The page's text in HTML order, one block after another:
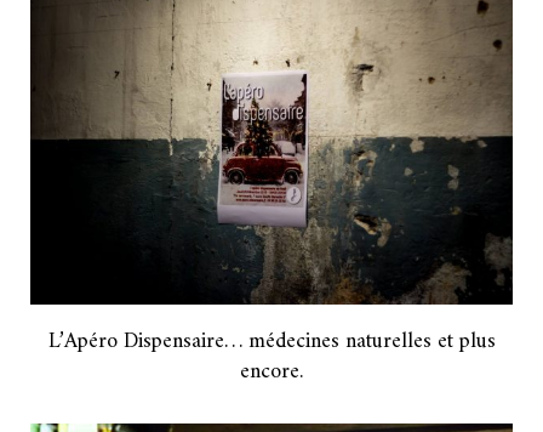
L’Apéro Dispensaire… médecines naturelles et plus
encore.